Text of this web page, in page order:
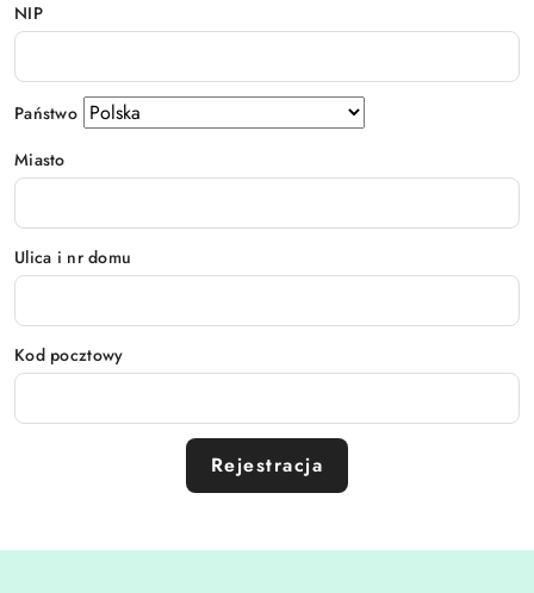
NIP
Państwo
Miasto
Ulica i nr domu
Kod pocztowy
Rejestracja